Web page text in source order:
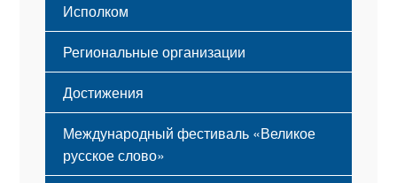
Исполком
Региональные организации
Достижения
Международный фестиваль «Великое
русское слово»